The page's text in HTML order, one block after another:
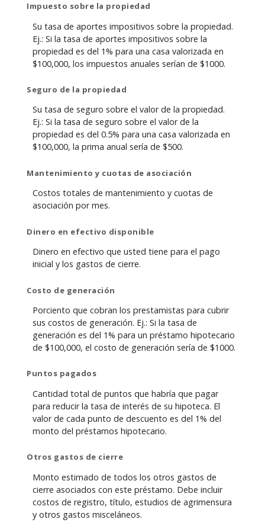
Impuesto sobre la propiedad
Su tasa de aportes impositivos sobre la propiedad.
Ej.: Si la tasa de aportes impositivos sobre la
propiedad es del 1% para una casa valorizada en
$100,000, los impuestos anuales serían de $1000.
Seguro de la propiedad
Su tasa de seguro sobre el valor de la propiedad.
Ej.: Si la tasa de seguro sobre el valor de la
propiedad es del 0.5% para una casa valorizada en
$100,000, la prima anual sería de $500.
Mantenimiento y cuotas de asociación
Costos totales de mantenimiento y cuotas de
asociación por mes.
Dinero en efectivo disponible
Dinero en efectivo que usted tiene para el pago
inicial y los gastos de cierre.
Costo de generación
Porciento que cobran los prestamistas para cubrir
sus costos de generación. Ej.: Si la tasa de
generación es del 1% para un préstamo hipotecario
de $100,000, el costo de generación sería de $1000.
Puntos pagados
Cantidad total de puntos que habría que pagar
para reducir la tasa de interés de su hipoteca. El
valor de cada punto de descuento es del 1% del
monto del préstamos hipotecario.
Otros gastos de cierre
Monto estimado de todos los otros gastos de
cierre asociados con este préstamo. Debe incluir
costos de registro, título, estudios de agrimensura
y otros gastos misceláneos.